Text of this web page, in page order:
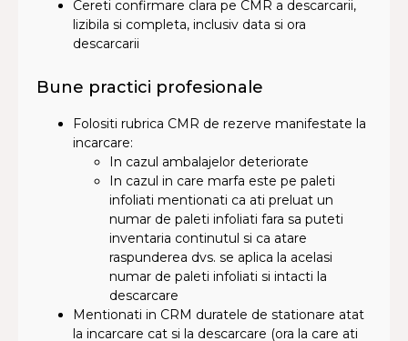
Cereti confirmare clara pe CMR a descarcarii,
lizibila si completa, inclusiv data si ora
descarcarii
Bune practici profesionale
Folositi rubrica CMR de rezerve manifestate la
incarcare:
In cazul ambalajelor deteriorate
In cazul in care marfa este pe paleti
infoliati mentionati ca ati preluat un
numar de paleti infoliati fara sa puteti
inventaria continutul si ca atare
raspunderea dvs. se aplica la acelasi
numar de paleti infoliati si intacti la
descarcare
Mentionati in CRM duratele de stationare atat
la incarcare cat si la descarcare (ora la care ati